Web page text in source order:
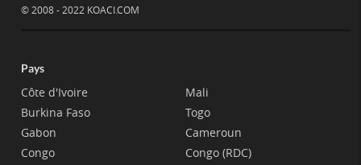
© 2008 - 2022 KOACI.COM
Pays
Côte d'Ivoire
Burkina Faso
Gabon
Congo
Mali
Togo
Cameroun
Congo (RDC)